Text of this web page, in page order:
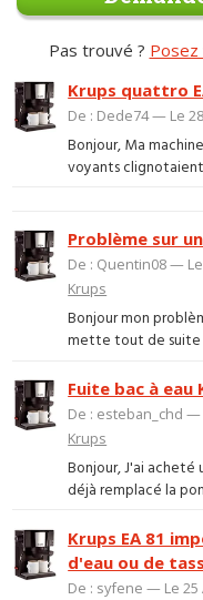
Pas trouvé ?
Krups quattro
De : Dede74 — Le
Bonjour, Ma
voyants
Problème sur
De : Quentin08 —
Krups
Bonjour mon
mette tout de suite
Fuite bac à eau
De : esteban_chd —
Krups
Bonjour, J'ai acheté
déjà remplacé la
Krups EA 81
d'eau ou de
De : syfene — Le 25